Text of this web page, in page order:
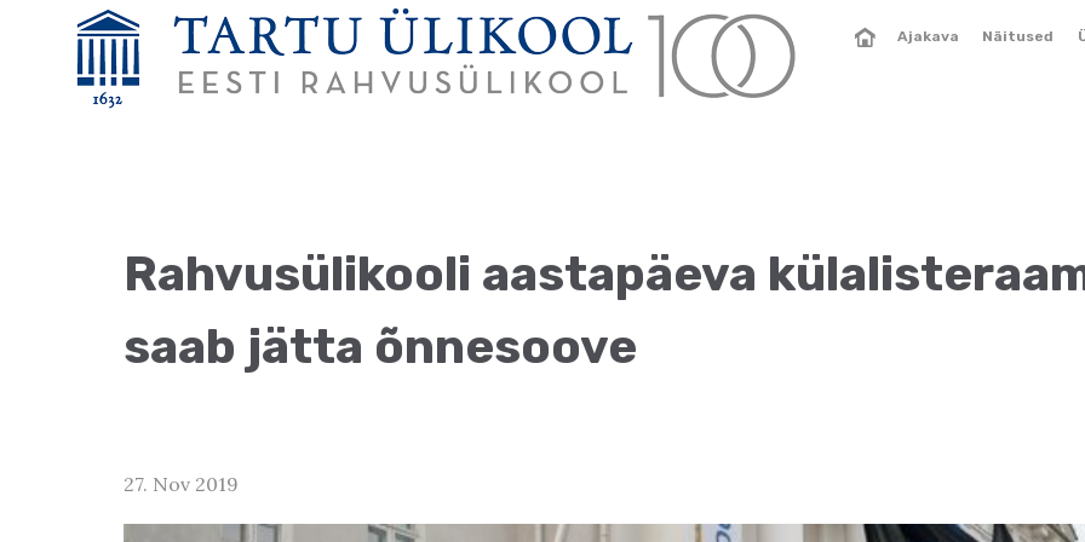
Ajakava Näitused
Rahvusülikooli aastapäeva
saab jätta õnnesoove
27. Nov 2019